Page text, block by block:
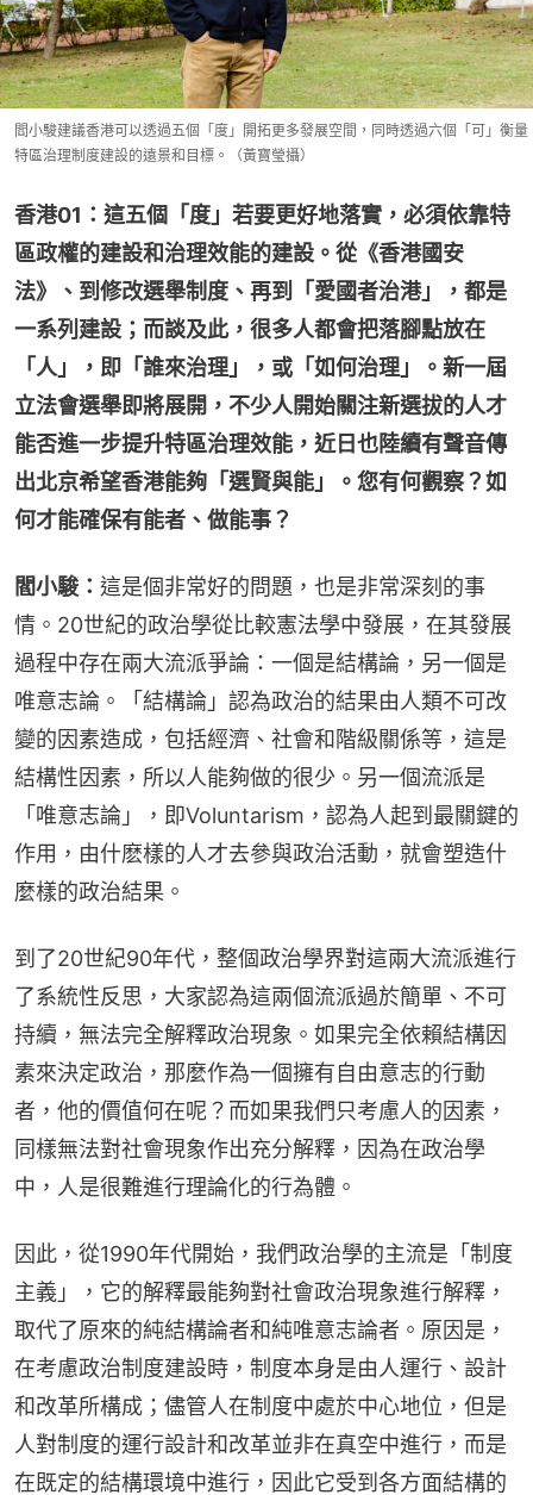
閻小駿建議香港可以透過五個「度」開拓更多發展空間，同時透過六個「可」衡量
特區治理制度建設的遠景和目標。（黃寶瑩攝）
香港01：這五個「度」若要更好地落實，必須依靠特
區政權的建設和治理效能的建設。從《香港國安
法》、到修改選舉制度、再到「愛國者治港」，都是
一系列建設；而談及此，很多人都會把落腳點放在
「人」，即「誰來治理」，或「如何治理」。新一屆
立法會選舉即將展開，不少人開始關注新選拔的人才
能否進一步提升特區治理效能，近日也陸續有聲音傳
出北京希望香港能夠「選賢與能」。您有何觀察？如
何才能確保有能者、做能事？
閻小駿： 這是個非常好的問題，也是非常深刻的事
情。20世紀的政治學從比較憲法學中發展，在其發展
過程中存在兩大流派爭論：一個是結構論，另一個是
唯意志論。「結構論」認為政治的結果由人類不可改
變的因素造成，包括經濟、社會和階級關係等，這是
結構性因素，所以人能夠做的很少。另一個流派是
「唯意志論」，即Voluntarism，認為人起到最關鍵的
作用，由什麽樣的人才去參與政治活動，就會塑造什
麼樣的政治結果。
到了20世紀90年代，整個政治學界對這兩大流派進行
了系統性反思，大家認為這兩個流派過於簡單、不可
持續，無法完全解釋政治現象。如果完全依賴結構因
素來決定政治，那麼作為一個擁有自由意志的行動
者，他的價值何在呢？而如果我們只考慮人的因素，
同樣無法對社會現象作出充分解釋，因為在政治學
中，人是很難進行理論化的行為體。
因此，從1990年代開始，我們政治學的主流是「制度
主義」，它的解釋最能夠對社會政治現象進行解釋，
取代了原來的純結構論者和純唯意志論者。原因是，
在考慮政治制度建設時，制度本身是由人運行、設計
和改革所構成；儘管人在制度中處於中心地位，但是
人對制度的運行設計和改革並非在真空中進行，而是
在既定的結構環境中進行，因此它受到各方面結構的